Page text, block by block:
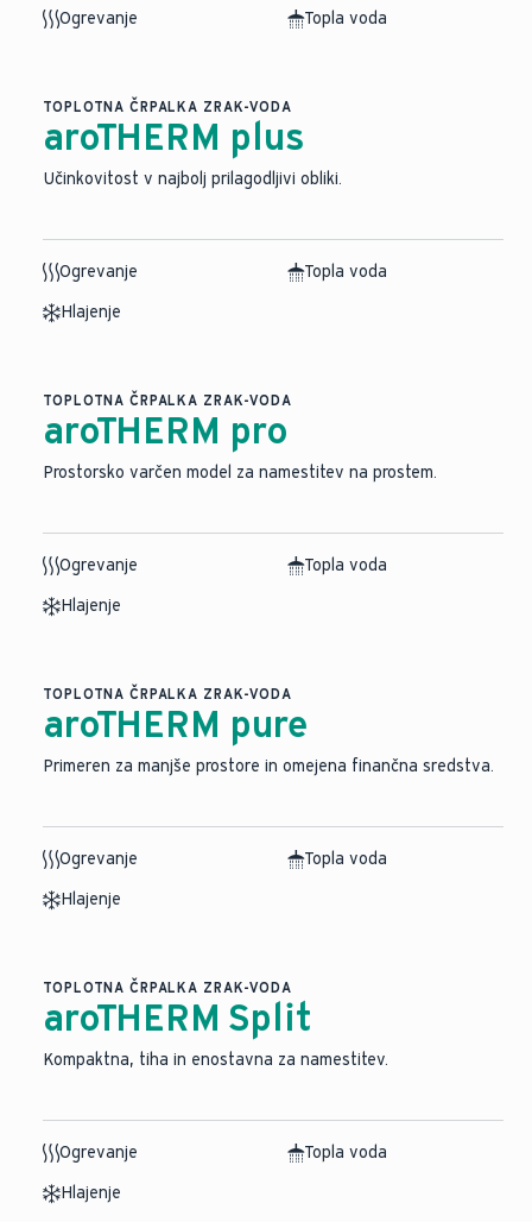
Ogrevanje Topla voda
TOPLOTNA ČRPALKA ZRAK-VODA
aroTHERM plus
Učinkovitost v najbolj prilagodljivi obliki.
Ogrevanje
Topla voda
Hlajenje
TOPLOTNA ČRPALKA ZRAK-VODA
aroTHERM pro
Prostorsko varčen model za namestitev na prostem.
Ogrevanje
Topla voda
Hlajenje
TOPLOTNA ČRPALKA ZRAK-VODA
aroTHERM pure
Primeren za manjše prostore in omejena finančna sredstva.
Ogrevanje
Topla voda
Hlajenje
TOPLOTNA ČRPALKA ZRAK-VODA
aroTHERM Split
⁠Kompaktna, tiha in enostavna za namestitev.
Ogrevanje
Topla voda
Hlajenje